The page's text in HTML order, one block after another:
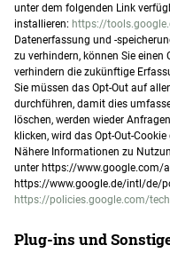
unter dem folgenden Link
installieren: https://
Datenerfassung und -
zu verhindern, können Sie einen
verhindern die zukünftige
Sie müssen das Opt-Out auf
durchführen, damit dies
löschen, werden wieder
klicken, wird das Opt-Out-
Nähere Informationen zu
unter https://www.google.com/
https://www.google.de/intl/de/
https://policies.google.com/
Plug-ins und